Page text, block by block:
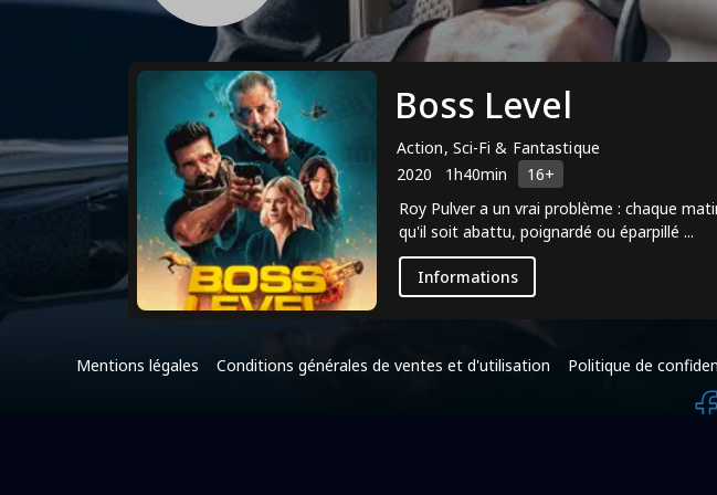
Boss Level
Action, Sci-Fi & Fantastique
2020
1h40min
16+
Roy Pulver a un vrai problème : chaque
qu'il soit abattu, poignardé ou éparpillé ...
Informations
Mentions légales Conditions générales de ventes et d'utilisation Politique de